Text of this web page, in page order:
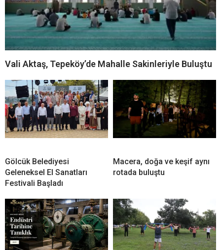
Vali Aktaş, Tepeköy’de Mahalle Sakinleriyle Buluştu
Gölcük Belediyesi
Geleneksel El Sanatları
Festivali Başladı
Macera, doğa ve keşif aynı
rotada buluştu